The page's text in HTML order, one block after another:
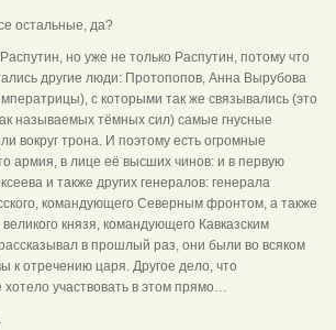
остальные, да?
но уже не только Распутин, потому что
другие люди: Протопопов, Анна Вырубова
с которыми так же связывались (это
называемых тёмных сил) самые гнусные
вокруг трона. И поэтому есть огромные
армия, в лице её высших чинов: и в первую
и также других генералов: генерала
командующего Северным фронтом, а также
князя, командующего Кавказским
в прошлый раз, они были во всяком
к отречению царя. Другое дело, что
участвовать в этом прямо…